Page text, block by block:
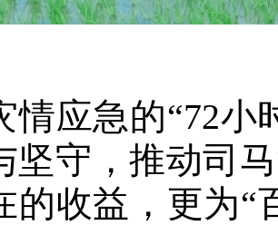
急的“72小时
坚守，推动司
的收益，更为“